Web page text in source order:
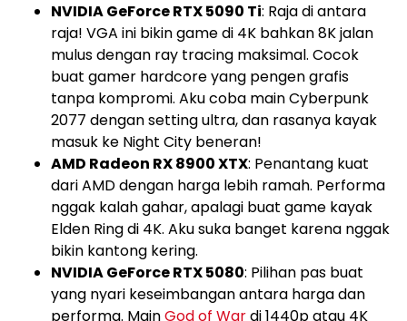
NVIDIA GeForce RTX 5090 Ti: Raja di antara
raja! VGA ini bikin game di 4K bahkan 8K jalan
mulus dengan ray tracing maksimal. Cocok
buat gamer hardcore yang pengen grafis
tanpa kompromi. Aku coba main Cyberpunk
2077 dengan setting ultra, dan rasanya kayak
masuk ke Night City beneran!
AMD Radeon RX 8900 XTX: Penantang kuat
dari AMD dengan harga lebih ramah. Performa
nggak kalah gahar, apalagi buat game kayak
Elden Ring di 4K. Aku suka banget karena nggak
bikin kantong kering.
NVIDIA GeForce RTX 5080: Pilihan pas buat
yang nyari keseimbangan antara harga dan
performa. MainGod of Wardi 1440p atau 4K